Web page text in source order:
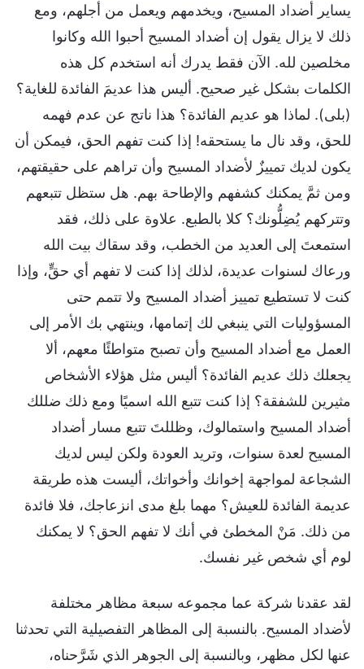
يساير أضداد المسيح، ويخدمهم ويعمل من أجلهم، ومع
ذلك لا يزال يقول إن أضداد المسيح أحبوا الله وكانوا
مخلصين لله. الآن فقط يدرك أنه استخدم كل هذه
الكلمات بشكل غير صحيح. أليس هذا عديمَ الفائدة للغاية؟
(بلى). لماذا هو عديم الفائدة؟ هذا ناتج عن عدم فهمه
للحق، وقد نال ما يستحقه! إذا كنت تفهم الحق، فيمكن أن
يكون لديك تمييزٌ لأضداد المسيح وأن تراهم على حقيقتهم،
ومن ثمَّ يمكنك كشفهم والإطاحة بهم. هل ستظل تتبعهم
وتتركهم يُضِلُّونك؟ كلا بالطبع. علاوة على ذلك، فقد
استمعتَ إلى العديد من الخطب، وقد سقاك بيت الله
ورعاك لسنوات عديدة، لذلك إذا كنت لا تفهم أي حقٍّ، وإذا
كنت لا تستطيع تمييز أضداد المسيح ولا تتمم حتى
المسؤوليات التي ينبغي لك إتمامها، وينتهي بك الأمر إلى
العمل مع أضداد المسيح وأن تصبح متواطئًا معهم، ألا
يجعلك ذلك عديم الفائدة؟ أليس مثل هؤلاء الأشخاص
مثيرين للشفقة؟ إذا كنت تتبع الله اسميًا ومع ذلك ضللك
أضداد المسيح واستمالوك، وظللتَ تتبع مسار أضداد
المسيح لعدة سنوات، وتريد العودة ولكن ليس لديك
الشجاعة لمواجهة إخوانك وأخواتك، أليست هذه طريقة
عديمة الفائدة للعيش؟ مهما بلغ مدى انزعاجك، فلا فائدة
من ذلك. مَنْ المخطئ في أنك لا تفهم الحق؟ لا يمكنك
لوم أي شخص غير نفسك.
لقد عقدنا شركة عما مجموعه سبعة مظاهر مختلفة
لأضداد المسيح. بالنسبة إلى المظاهر التفصيلية التي تحدثنا
عنها لكل مظهر، وبالنسبة إلى الجوهر الذي شَرَّحناه،